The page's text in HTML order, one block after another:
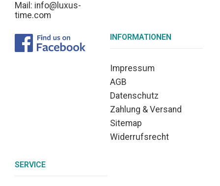
Mail: info@luxus-
time.com
INFORMATIONEN
Impressum
AGB
Datenschutz
Zahlung & Versand
Sitemap
Widerrufsrecht
SERVICE